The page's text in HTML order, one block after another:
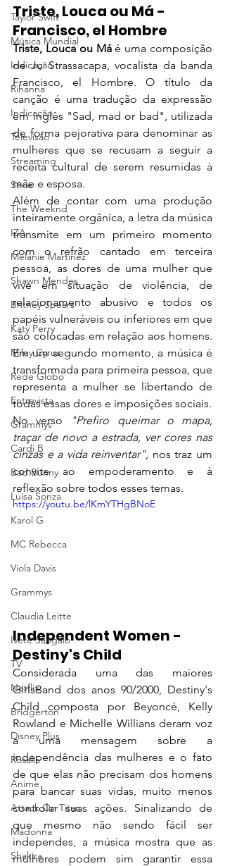
Taylor Swift
Música Mundial
Indicação
Rihanna
Indicação
Televisão
Streaming
Série
The Weeknd
IZA
Melanie Martinez
Shawn Mendes
Britney Spears
Katy Perry
Miley Cyrus
Rede Globo
Entrevista
Grammys
Cardi B
Bad Bunny
Luísa Sonza
Karol G
MC Rebecca
Viola Davis
Grammys
Claudia Leitte
Ivete Sangalo
TV
Netflix
Bridgerton
Disney Plus
Rosalía
Anime
Attack On Titan
Madonna
Shakira
Triste, Louca ou Má -
Francisco, el Hombre
Triste, Louca ou Má é uma composição
de Ju Strassacapa, vocalista da banda
Francisco, el Hombre. O título da
canção é uma tradução da expressão
em inglês "Sad, mad or bad", utilizada
de forma pejorativa para denominar as
mulheres que se recusam a seguir a
receita cultural de serem resumidas à
mãe e esposa.
Além de contar com uma produção
inteiramente orgânica, a letra da música
transmite em um primeiro momento
com o refrão cantado em terceira
pessoa, as dores de uma mulher que
vive em situação de violência, de
relacionamento abusivo e todos os
papéis vulneráveis ou inferiores em que
são colocadas em relação aos homens.
Em um segundo momento, a música é
transformada para primeira pessoa, que
representa a mulher se libertando de
No verso
"Prefiro queimar o mapa,
traçar de novo a estrada, ver cores nas
cinzas e a vida reinventar", nos traz um
convite ao empoderamento e à
reflexão sobre todos esses temas.
https://youtu.be/lKmYTHgBNoE
Independent Women -
Destiny's Child
Considerada uma das maiores
GirlsBand dos anos 90/2000, Destiny's
Child composta por Beyoncé, Kelly
Rowland e Michelle Willians deram voz
a uma mensagem sobre a
independência das mulheres e o fato
de que elas não precisam dos homens
para bancar suas vidas, muito menos
controlar suas ações. Sinalizando de
que mesmo não sendo fácil ser
independes, a música mostra que as
mulheres podem sim garantir essa